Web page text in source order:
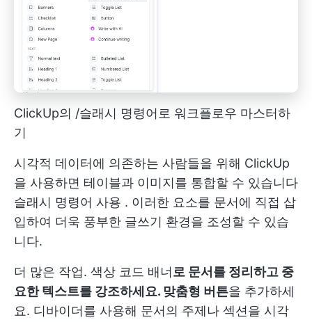
ClickUp의 /슬래시 명령어로 워크플로우 마스터하
기
시각적 데이터에 의존하는 사람들을 위해 ClickUp
을 사용하면 테이블과 이미지를 통합할 수 있습니다
슬래시 명령어 사용 . 이러한 요소를 문서에 직접 삽
입하여 더욱 풍부한 글쓰기 환경을 조성할 수 있습
니다.
더 많은 작업. 색상 코드 배너로 문서를 정리하고 중
요한 텍스트를 강조하세요. 맞춤형 버튼을 추가하세
요. 디바이더를 사용해 문서의 주제나 섹션을 시각